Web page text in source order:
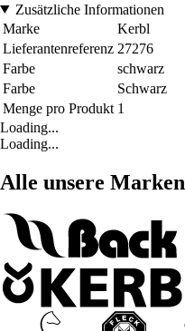
Zusätzliche Informationen
Marke
Kerbl
Lieferantenreferenz 27276
Farbe
schwarz
Farbe
Schwarz
Menge pro Produkt 1
Loading...
Loading...
Alle unsere Marken